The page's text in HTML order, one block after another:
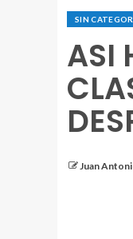
SIN
ASI
Juan